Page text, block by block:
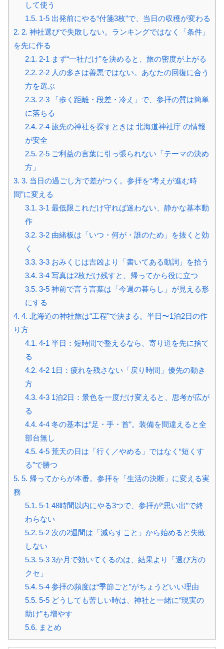
して使う
1.5. 1-5 出発前にやる“付箋3枚”で、当日の収穫が変わる
2. 2. 神社選びで失敗しない。ランキングではなく「条件」
を先に作る
2.1. 2-1 まず“一社だけ”を決めると、旅の密度が上がる
2.2. 2-2 人の多さは善悪ではない。あなたの回復に合う
方を選ぶ
2.3. 2-3 「歩く距離・段差・冷え」で、参拝の質は簡単
に落ちる
2.4. 2-4 旅先の神社を探すときは 北海道神社庁 の情報
が安全
2.5. 2-5 ご利益の言葉に引っ張られない「テーマの決め
方」
3. 3. 当日の過ごし方で差がつく。参拝を“考えが進む時
間”に変える
3.1. 3-1 最低限これだけ守れば迷わない、静かな基本動
作
3.2. 3-2 由緒板は「いつ・何が・誰のため」を抜くと効
く
3.3. 3-3 おみくじは吉凶より「書いてある動詞」を拾う
3.4. 3-4 写真は2枚だけ残すと、帰ってから役に立つ
3.5. 3-5 神前で言う言葉は「今週の暮らし」が見える形
にする
4. 4. 北海道の神社旅は“工程”で決まる。半日〜1泊2日の作
り方
4.1. 4-1 半日：短時間で整えるなら、寄り道を先に捨て
る
4.2. 4-2 1日：疲れを残さない「戻り時間」優先の動き
方
4.3. 4-3 1泊2日：景色を一度だけ変えると、思考が広が
る
4.4. 4-4 冬の基本は“足・手・首”。装備を間違えると全
部台無し
4.5. 4-5 荒天の日は「行く／やめる」ではなく“短くす
る”で勝つ
5. 5. 帰ってからが本番。参拝を「生活の決断」に変える実
務
5.1. 5-1 48時間以内にやる3つで、参拝が“思い出”で終
わらない
5.2. 5-2 次の2週間は「減らすこと」から始めると失敗
しない
5.3. 5-3 3か月で効いてくるのは、結果より「選び方の
クセ」
5.4. 5-4 参拝の頻度は“季節ごと”がちょうどいい理由
5.5. 5-5 どうしても苦しい時は、神社と一緒に“現実の
助け”も増やす
5.6. まとめ